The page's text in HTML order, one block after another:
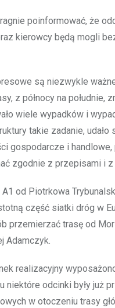
poinformować, że
kierowcy będą mogli
są niezwykle
z północy na południe,
wiele wypadków i
takie zadanie,
gospodarcze i
zgodnie z przepisami i
od Piotrkowa
część siatki dróg w
przemierzać trasę od
Adamczyk.
realizacyjny
niektóre odcinki były już
w otoczeniu trasy